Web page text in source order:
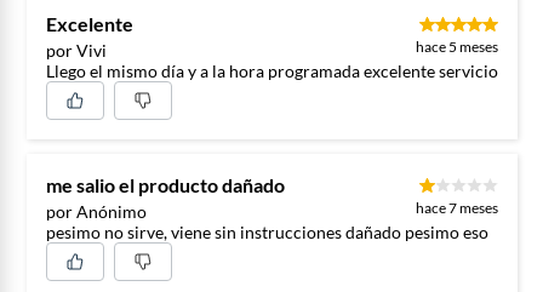
Excelente
por Vivi hace 5 meses
Llego el mismo día y a la hora programada excelente servicio
me salio el producto dañado
por Anónimo hace 7 meses
pesimo no sirve, viene sin instrucciones dañado pesimo eso